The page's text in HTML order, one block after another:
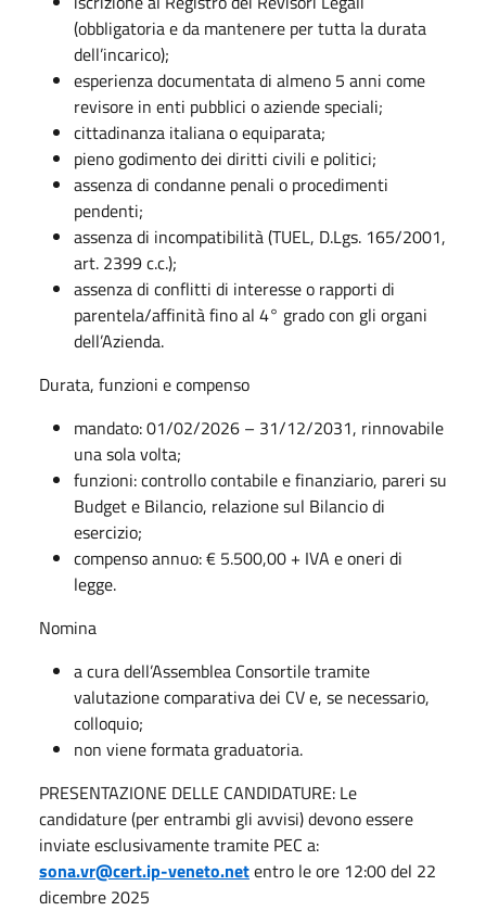
(obbligatoria e da mantenere per tutta la durata
dell’incarico);
esperienza documentata di almeno 5 anni come
revisore in enti pubblici o aziende speciali;
cittadinanza italiana o equiparata;
pieno godimento dei diritti civili e politici;
assenza di condanne penali o procedimenti
pendenti;
assenza di incompatibilità (TUEL, D.Lgs. 165/2001,
art. 2399 c.c.);
assenza di conflitti di interesse o rapporti di
parentela/affinità fino al 4° grado con gli organi
dell’Azienda.
Durata, funzioni e compenso
mandato: 01/02/2026 – 31/12/2031, rinnovabile
una sola volta;
funzioni: controllo contabile e finanziario, pareri su
Budget e Bilancio, relazione sul Bilancio di
esercizio;
compenso annuo: € 5.500,00 + IVA e oneri di
legge.
Nomina
a cura dell’Assemblea Consortile tramite
valutazione comparativa dei CV e, se necessario,
colloquio;
non viene formata graduatoria.
PRESENTAZIONE DELLE CANDIDATURE: Le
candidature (per entrambi gli avvisi) devono essere
inviate esclusivamente tramite PEC a:
sona.vr@cert.ip-veneto.netentro le ore 12:00 del 22
dicembre 2025